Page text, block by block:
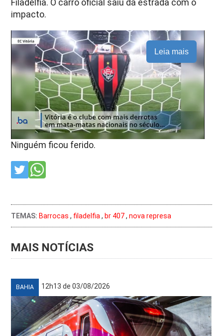
Filadélfia. O carro oficial saiu da estrada com o
impacto.
Leia mais
Ninguém ficou ferido.
TEMAS: Barrocas , filadelfia , br 407,nova represa
MAIS NOTÍCIAS
BAHIA 12h13 de 03/08/2026